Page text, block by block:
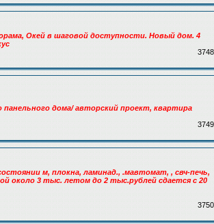
Окей в шаговой доступности. Новый дом. 4
3748
панельного дома/ авторский проект, квартира
3749
м, плокна, ламинад., .мавтомат, , свч-печь,
около 3 тыс. летом до 2 тыс.рублей сдается с 20
3750